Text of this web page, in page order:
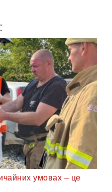
умовах – це